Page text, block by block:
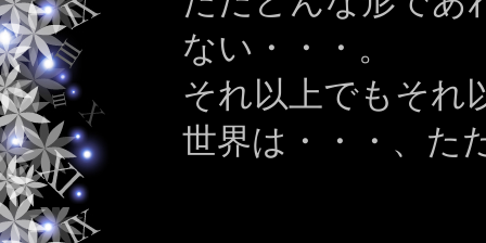
ない・・・。
それ以上でもそれ
世界は・・・、た